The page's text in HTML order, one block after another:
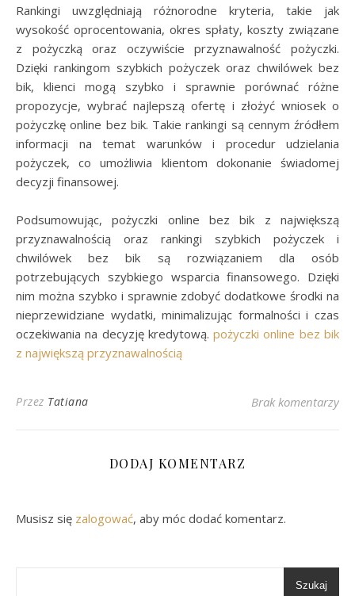
Rankingi uwzględniają różnorodne kryteria, takie jak
wysokość oprocentowania, okres spłaty, koszty związane
z pożyczką oraz oczywiście przyznawalność pożyczki.
Dzięki rankingom szybkich pożyczek oraz chwilówek bez
bik, klienci mogą szybko i sprawnie porównać różne
propozycje, wybrać najlepszą ofertę i złożyć wniosek o
pożyczkę online bez bik. Takie rankingi są cennym źródłem
informacji na temat warunków i procedur udzielania
pożyczek, co umożliwia klientom dokonanie świadomej
decyzji finansowej.
Podsumowując, pożyczki online bez bik z największą
przyznawalnością oraz rankingi szybkich pożyczek i
chwilówek bez bik są rozwiązaniem dla osób
potrzebujących szybkiego wsparcia finansowego. Dzięki
nim można szybko i sprawnie zdobyć dodatkowe środki na
nieprzewidziane wydatki, minimalizując formalności i czas
oczekiwania na decyzję kredytową.pożyczki online bez bik
z największą przyznawalnością
Przez Tatiana Brak komentarzy
DODAJ KOMENTARZ
Musisz się zalogować, aby móc dodać komentarz.
Szukaj